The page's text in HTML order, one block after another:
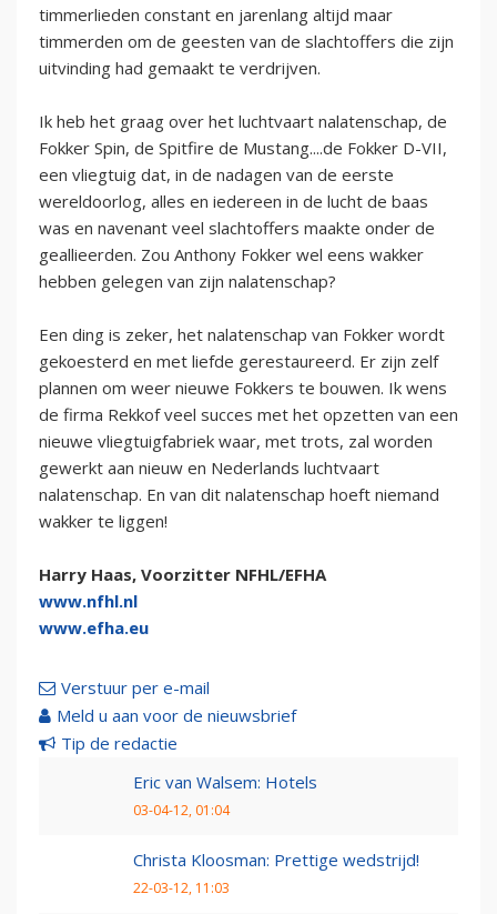
timmerlieden constant en jarenlang altijd maar
timmerden om de geesten van de slachtoffers die zijn
uitvinding had gemaakt te verdrijven.
Ik heb het graag over het luchtvaart nalatenschap, de
Fokker Spin, de Spitfire de Mustang....de Fokker D-VII,
een vliegtuig dat, in de nadagen van de eerste
wereldoorlog, alles en iedereen in de lucht de baas
was en navenant veel slachtoffers maakte onder de
geallieerden. Zou Anthony Fokker wel eens wakker
hebben gelegen van zijn nalatenschap?
Een ding is zeker, het nalatenschap van Fokker wordt
gekoesterd en met liefde gerestaureerd. Er zijn zelf
plannen om weer nieuwe Fokkers te bouwen. Ik wens
de firma Rekkof veel succes met het opzetten van een
nieuwe vliegtuigfabriek waar, met trots, zal worden
gewerkt aan nieuw en Nederlands luchtvaart
nalatenschap. En van dit nalatenschap hoeft niemand
wakker te liggen!
Harry Haas, Voorzitter NFHL/EFHA
www.nfhl.nl
www.efha.eu
Verstuur per e-mail
Meld u aan voor de nieuwsbrief
Tip de redactie
Eric van Walsem: Hotels
03-04-12, 01:04
Christa Kloosman: Prettige wedstrijd!
22-03-12, 11:03